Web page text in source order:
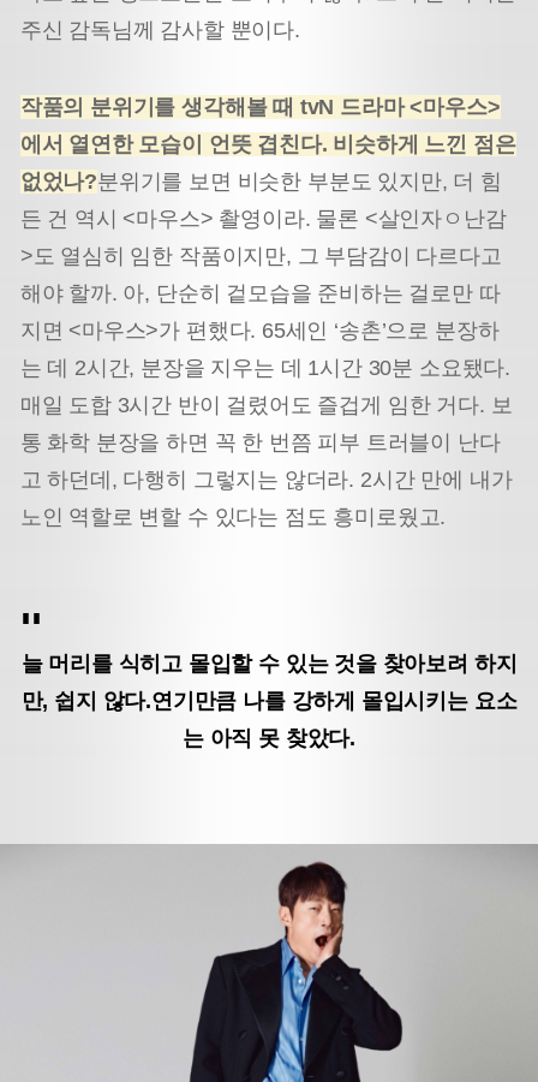
주신 감독님께 감사할 뿐이다.
작품의 분위기를 생각해볼 때 tvN 드라마 <마우스>
에서 열연한 모습이 언뜻 겹친다. 비슷하게 느낀 점은
없었나?분위기를 보면 비슷한 부분도 있지만, 더 힘
든 건 역시 <마우스> 촬영이라. 물론 <살인자ㅇ난감
>도 열심히 임한 작품이지만, 그 부담감이 다르다고
해야 할까. 아, 단순히 겉모습을 준비하는 걸로만 따
지면 <마우스>가 편했다. 65세인 ‘송촌’으로 분장하
는 데 2시간, 분장을 지우는 데 1시간 30분 소요됐다.
매일 도합 3시간 반이 걸렸어도 즐겁게 임한 거다. 보
통 화학 분장을 하면 꼭 한 번쯤 피부 트러블이 난다
고 하던데, 다행히 그렇지는 않더라. 2시간 만에 내가
노인 역할로 변할 수 있다는 점도 흥미로웠고.
늘 머리를 식히고 몰입할 수 있는 것을 찾아보려 하지
만, 쉽지 않다.연기만큼 나를 강하게 몰입시키는 요소
는 아직 못 찾았다.